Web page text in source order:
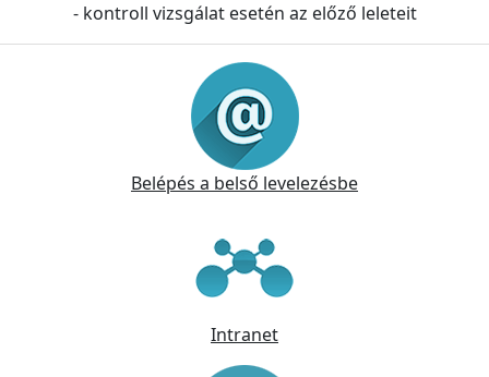
- kontroll vizsgálat esetén az előző leleteit
Belépés a belső levelezésbe
Intranet